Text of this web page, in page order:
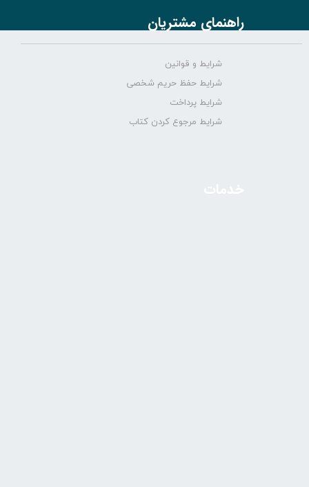
راهنمای مشتریان
شرایط و قوانین
شرایط حفظ حریم شخصی
شرایط پرداخت
شرایط مرجوع کردن کتاب